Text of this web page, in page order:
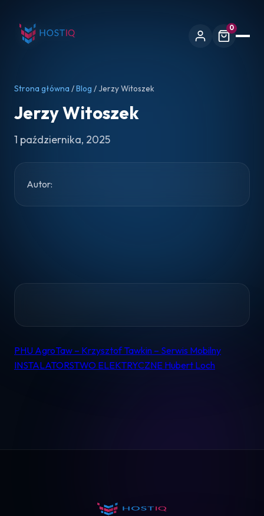
0
Strona główna /Blog / Jerzy Witoszek
Jerzy Witoszek
1 października, 2025
Autor:
Nawigacja
PHU AgroTaw – Krzysztof Tawkin – Serwis Mobilny
INSTALATORSTWO ELEKTRYCZNE Hubert Loch